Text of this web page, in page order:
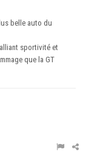
belle auto du
sportivité et
que la GT